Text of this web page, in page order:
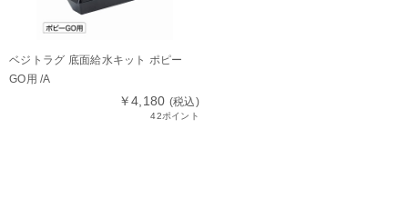
ベジトラグ 底面給水キット ポピー
GO用 /A
￥4,180 (税込)
42ポイント